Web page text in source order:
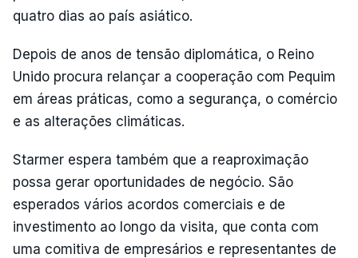
quatro dias ao país asiático.
Depois de anos de tensão diplomática, o Reino
Unido procura relançar a cooperação com Pequim
em áreas práticas, como a segurança, o comércio
e as alterações climáticas.
Starmer espera também que a reaproximação
possa gerar oportunidades de negócio. São
esperados vários acordos comerciais e de
investimento ao longo da visita, que conta com
uma comitiva de empresários e representantes de